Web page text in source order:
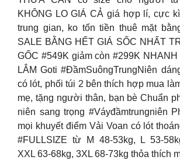
KHÔNG LO GIÁ CẢ giá hợp lí, cực
trung gian, ko tốn tiền thuê mặt
SALE BẰNG HẾT GIÁ SỐC NHẤT
GỐC #549K giảm còn #299K NHANH
LẮM Goti #ĐầmSuôngTrungNiên
có lót, phối túi 2 bên thích hợp mua
mẹ, tặng người thân, bạn bè Chuẩn
niên sang trọng #Váyđầmtrungniên
mọi khuyết điểm Vải Voan có lót
#FULLSIZE từ M 48-53kg, L 53-
XXL 63-68kg, 3XL 68-73kg thỏa thích